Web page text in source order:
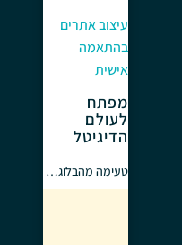
עיצוב אתרים
בהתאמה
אישית
מפתח
לעולם
הדיגיטל
טעימה מהבלוג…